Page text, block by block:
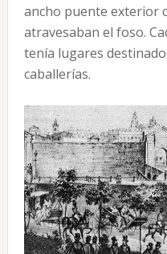
ancho puente exterior
atravesaban el foso.
tenía lugares
caballerías.